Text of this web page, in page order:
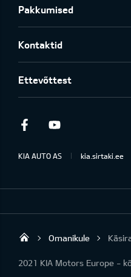
Pakkumised
Kontaktid
Ettevõttest
Facebook
KIA AUTO AS kia.sirtaki.ee
Sirtaki OÜ
Omanikule
2021 KIA Motors Europe -